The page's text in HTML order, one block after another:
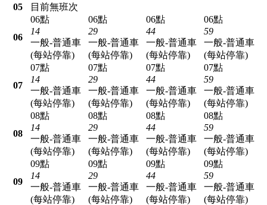
05
目前無班次
06
06點
14
一般-普通車
(每站停靠)
06點
29
一般-普通車
(每站停靠)
06點
44
一般-普通車
(每站停靠)
06點
59
一般-普通車
(每站停靠)
07
07點
14
一般-普通車
(每站停靠)
07點
29
一般-普通車
(每站停靠)
07點
44
一般-普通車
(每站停靠)
07點
59
一般-普通車
(每站停靠)
08
08點
14
一般-普通車
(每站停靠)
08點
29
一般-普通車
(每站停靠)
08點
44
一般-普通車
(每站停靠)
08點
59
一般-普通車
(每站停靠)
09
09點
14
一般-普通車
(每站停靠)
09點
29
一般-普通車
(每站停靠)
09點
44
一般-普通車
(每站停靠)
09點
59
一般-普通車
(每站停靠)